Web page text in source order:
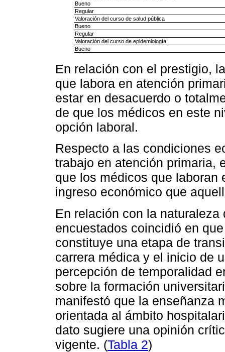
Bueno
Regular
Valoración del curso de salud pública
Bueno
Regular
Valoración del curso de epidemiología
Bueno
En relación con el prestigio,
que labora en atención
estar en desacuerdo o
de que los médicos en este
opción laboral.
Respecto a las condiciones
trabajo en atención primaria,
que los médicos que laboran
ingreso económico que
En relación con la
encuestados coincidió en
constituye una etapa de
carrera médica y el inicio de
percepción de temporalidad
sobre la formación
manifestó que la enseñanza
orientada al ámbito
dato sugiere una opinión
vigente. (Tabla 2)